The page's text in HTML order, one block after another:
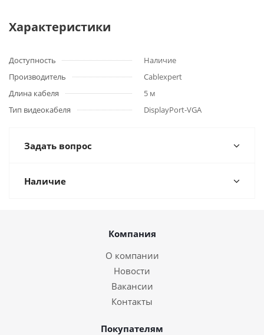
Характеристики
Доступность
Наличие
Производитель
Cablexpert
Длина кабеля
5 м
Тип видеокабеля
DisplayPort-VGA
Задать вопрос
Наличие
Компания
О компании
Новости
Вакансии
Контакты
Покупателям